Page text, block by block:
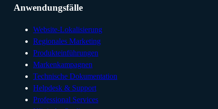
Anwendungsfälle
Website-Lokalisierung
Regionales Marketing
Produkteinführungen
Markenkampagnen
Technische Dokumentation
Helpdesk & Support
Professional Services